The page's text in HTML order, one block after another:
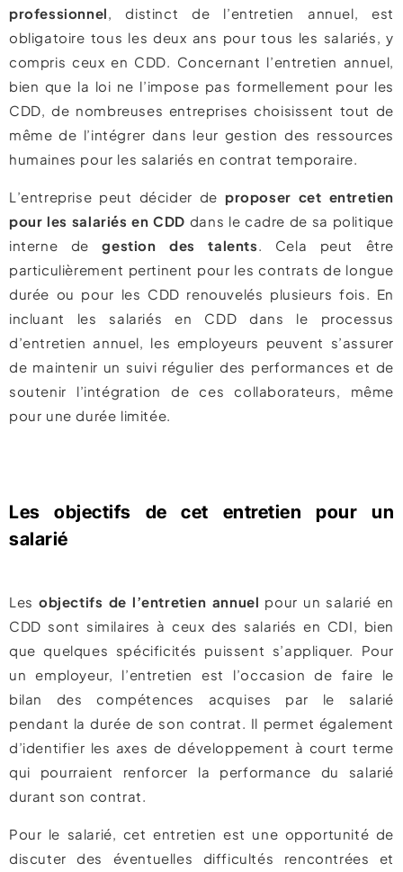
professionnel, distinct de l’entretien annuel, est
obligatoire tous les deux ans pour tous les salariés, y
compris ceux en CDD. Concernant l’entretien annuel,
bien que la loi ne l’impose pas formellement pour les
CDD, de nombreuses entreprises choisissent tout de
même de l’intégrer dans leur gestion des ressources
humaines pour les salariés en contrat temporaire.
L’entreprise peut décider de proposer cet entretien
pour les salariés en CDD dans le cadre de sa politique
interne degestion des talents . Cela peut être
particulièrement pertinent pour les contrats de longue
durée ou pour les CDD renouvelés plusieurs fois. En
incluant les salariés en CDD dans le processus
d’entretien annuel, les employeurs peuvent s’assurer
de maintenir un suivi régulier des performances et de
soutenir l’intégration de ces collaborateurs, même
pour une durée limitée.
Les objectifs de cet entretien pour un
salarié
Les objectifs de l’entretien annuel pour un salarié en
CDD sont similaires à ceux des salariés en CDI, bien
que quelques spécificités puissent s’appliquer. Pour
un employeur, l’entretien est l’occasion de faire le
bilan des compétences acquises par le salarié
pendant la durée de son contrat. Il permet également
d’identifier les axes de développement à court terme
qui pourraient renforcer la performance du salarié
durant son contrat.
Pour le salarié, cet entretien est une opportunité de
discuter des éventuelles difficultés rencontrées et